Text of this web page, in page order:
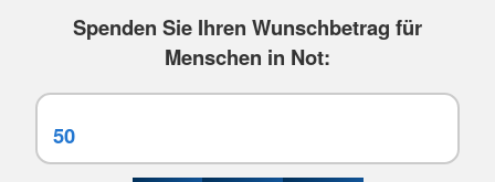
Spenden Sie Ihren Wunschbetrag für
Menschen in Not: